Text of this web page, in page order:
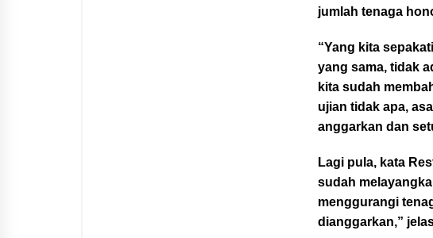
jumlah tenaga
“Yang kita
yang sama, tidak
kita sudah
ujian tidak apa,
anggarkan dan
Lagi pula, kata
sudah
menggurangi
dianggarkan,”